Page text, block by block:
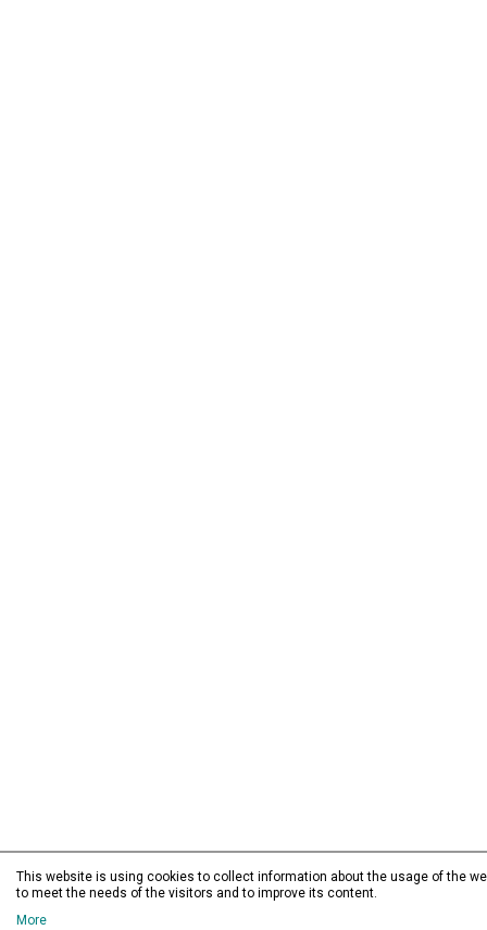
This website is using cookies to collect information about the usage of the
to meet the needs of the visitors and to improve its content.
More